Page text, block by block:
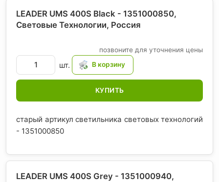
LEADER UMS 400S Black - 1351000850,
Световые Технологии, Россия
позвоните для уточнения цены
шт.
КУПИТЬ
старый артикул светильника световых технологий
- 1351000850
LEADER UMS 400S Grey - 1351000940,